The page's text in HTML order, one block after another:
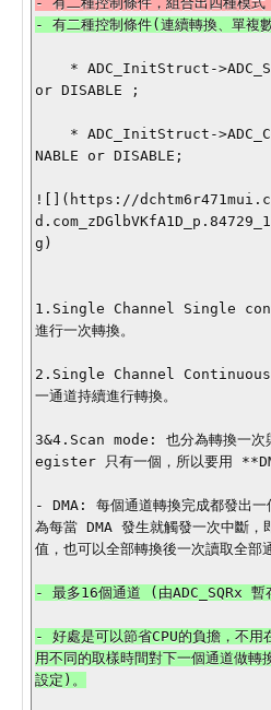
or DISABLE ;
NABLE or DISABLE;
![](https://
g)
1.Single Channel Single
進行一次轉換。
2.Single Channel
一通道持續進行轉換。
3&4.Scan mode: 也分為轉換一
egister 只有一個，所以要用
- DMA: 每個通道轉換完成都發出
為每當 DMA 發生就觸發一次中斷，
值，也可以全部轉換後一次讀取全部
- 最多16個通道 (由ADC_SQRx 暫
- 好處是可以節省CPU的負擔，不用
用不同的取樣時間對下一個通道做轉
設定)。